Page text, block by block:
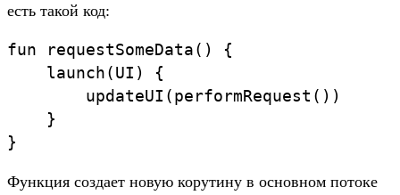
есть такой код:
fun requestSomeData() {
    launch(UI) {
        updateUI(performRequest())
    }
Функция создает новую корутину в основном потоке